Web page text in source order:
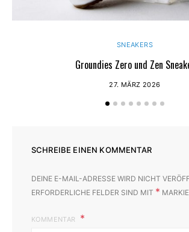
SNEAKERS
Groundies Zero und Zen
27. MÄRZ 2026
SCHREIBE EINEN KOMMENTAR
DEINE E-MAIL-ADRESSE WIRD NICHT
ERFORDERLICHE FELDER SIND MIT *
KOMMENTAR